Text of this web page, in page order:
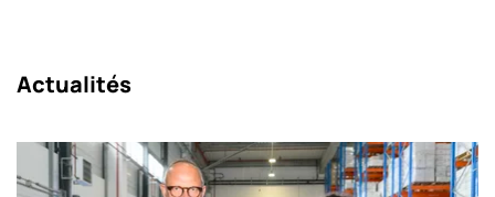
Actualités